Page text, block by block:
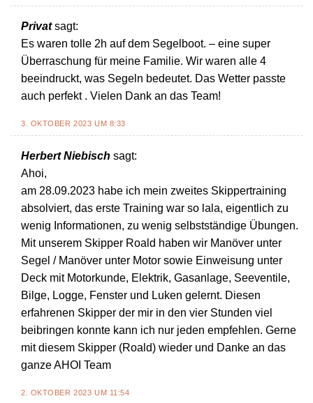
Privat sagt:
Es waren tolle 2h auf dem Segelboot. – eine super
Überraschung für meine Familie. Wir waren alle 4
beeindruckt, was Segeln bedeutet. Das Wetter passte
auch perfekt . Vielen Dank an das Team!
3. OKTOBER 2023 UM 8:33
Herbert Niebisch sagt:
Ahoi,
am 28.09.2023 habe ich mein zweites Skippertraining
absolviert, das erste Training war so lala, eigentlich zu
wenig Informationen, zu wenig selbstständige Übungen.
Mit unserem Skipper Roald haben wir Manöver unter
Segel / Manöver unter Motor sowie Einweisung unter
Deck mit Motorkunde, Elektrik, Gasanlage, Seeventile,
Bilge, Logge, Fenster und Luken gelernt. Diesen
erfahrenen Skipper der mir in den vier Stunden viel
beibringen konnte kann ich nur jeden empfehlen. Gerne
mit diesem Skipper (Roald) wieder und Danke an das
ganze AHOI Team
2. OKTOBER 2023 UM 11:54